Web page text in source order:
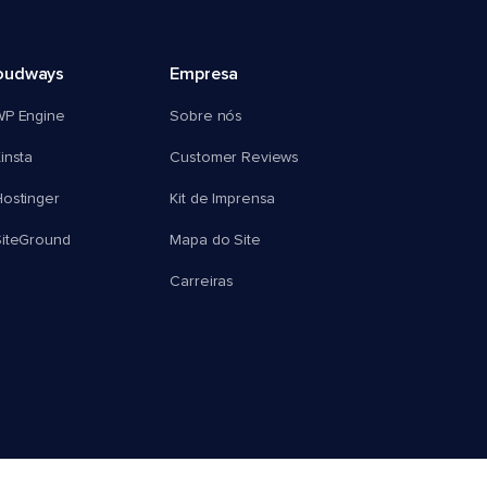
Engine
Empresa
Sobre nós
Customer Reviews
Kit de Imprensa
Mapa do Site
Carreiras